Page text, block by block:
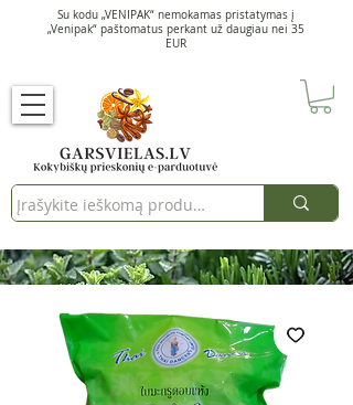
Su kodu „VENIPAK“ nemokamas pristatymas į
„Venipak“ paštomatus perkant už daugiau nei 35
EUR